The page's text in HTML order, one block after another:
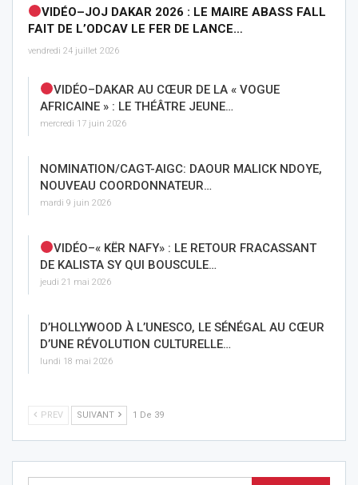
VIDÉO–JOJ DAKAR 2026 : LE MAIRE ABASS FALL
FAIT DE L’ODCAV LE FER DE LANCE…
vendredi 24 juillet 2026
VIDÉO–DAKAR AU CŒUR DE LA « VOGUE
AFRICAINE » : LE THÉÂTRE JEUNE…
mercredi 17 juin 2026
NOMINATION/CAGT-AIGC: DAOUR MALICK NDOYE,
NOUVEAU COORDONNATEUR…
mardi 9 juin 2026
VIDÉO–« KËR NAFY» : LE RETOUR FRACASSANT
DE KALISTA SY QUI BOUSCULE…
jeudi 21 mai 2026
D’HOLLYWOOD À L’UNESCO, LE SÉNÉGAL AU CŒUR
D’UNE RÉVOLUTION CULTURELLE…
lundi 18 mai 2026
PREV SUIVANT 1 De 39